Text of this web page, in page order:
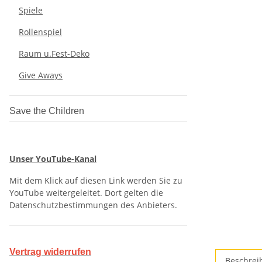
Spiele
Rollenspiel
Raum u.Fest-Deko
Give Aways
Save the Children
Unser YouTube-Kanal
Mit dem Klick auf diesen Link werden Sie zu
YouTube weitergeleitet. Dort gelten die
Datenschutzbestimmungen des Anbieters.
Vertrag widerrufen